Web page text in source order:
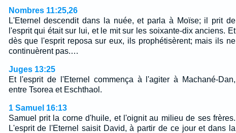
Nombres 11:25,26
L'Eternel descendit dans la nuée, et parla à Moïse; il prit de
l'esprit qui était sur lui, et le mit sur les soixante-dix anciens. Et
dès que l'esprit reposa sur eux, ils prophétisèrent; mais ils ne
continuèrent pas.…
Juges 13:25
Et l'esprit de l'Eternel commença à l'agiter à Machané-Dan,
entre Tsorea et Eschthaol.
1 Samuel 16:13
Samuel prit la corne d'huile, et l'oignit au milieu de ses frères.
L'esprit de l'Eternel saisit David, à partir de ce jour et dans la